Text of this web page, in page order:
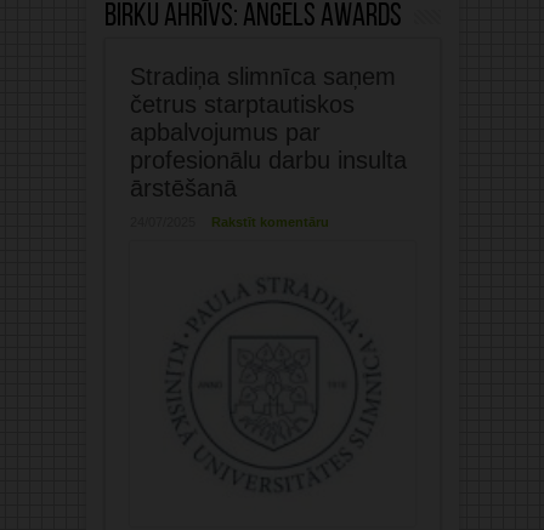
Birku ahrīvs: Angels Awards
Stradiņa slimnīca saņem
četrus starptautiskos
apbalvojumus par
profesionālu darbu insulta
ārstēšanā
Rakstīt komentāru